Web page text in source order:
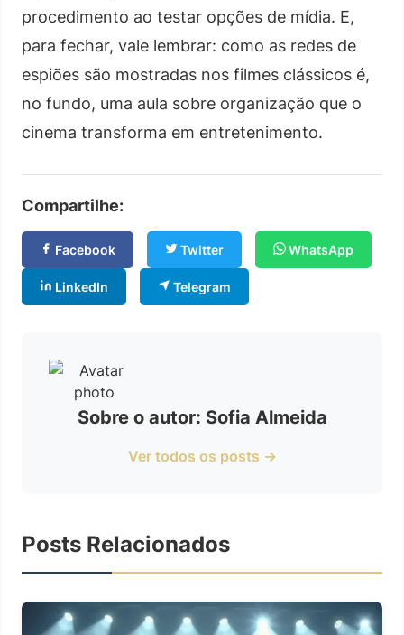
procedimento ao testar opções de mídia. E,
para fechar, vale lembrar: como as redes de
espiões são mostradas nos filmes clássicos é,
no fundo, uma aula sobre organização que o
cinema transforma em entretenimento.
Compartilhe:
Facebook Twitter WhatsApp
LinkedIn Telegram
Sobre o autor: Sofia Almeida
Ver todos os posts →
Posts Relacionados